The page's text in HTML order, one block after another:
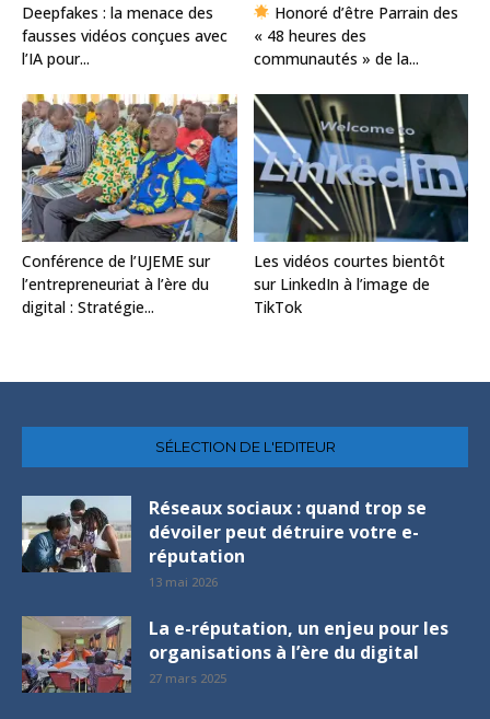
Deepfakes : la menace des
fausses vidéos conçues avec
l’IA pour...
Honoré d’être Parrain des
« 48 heures des
communautés » de la...
Conférence de l’UJEME sur
l’entrepreneuriat à l’ère du
digital : Stratégie...
Les vidéos courtes bientôt
sur LinkedIn à l’image de
TikTok
SÉLECTION DE L'EDITEUR
Réseaux sociaux : quand trop se
dévoiler peut détruire votre e-
réputation
13 mai 2026
La e-réputation, un enjeu pour les
organisations à l’ère du digital
27 mars 2025